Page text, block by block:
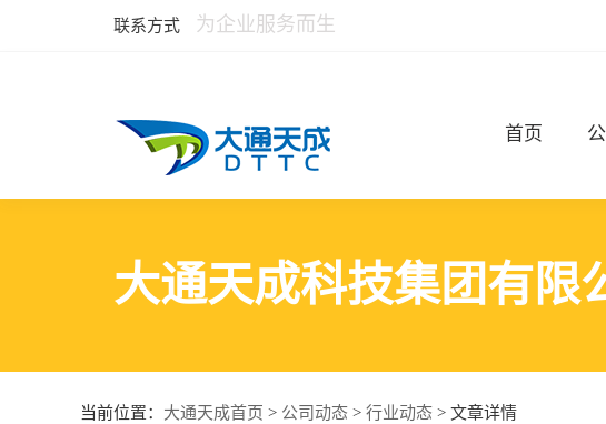
联系方式 为企业服务而生
首页
大通天成科技集团有限
当前位置： 大通天成首页 > 公司动态 > 行业动态 > 文章详情